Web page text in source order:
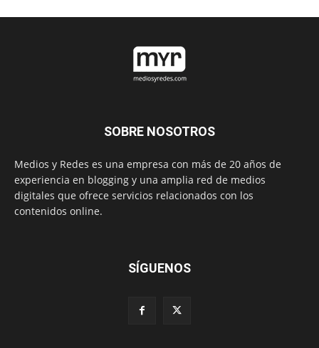
SOBRE NOSOTROS
Medios y Redes es una empresa con más de 20 años de
experiencia en blogging y una amplia red de medios
digitales que ofrece servicios relacionados con los
contenidos online.
SÍGUENOS